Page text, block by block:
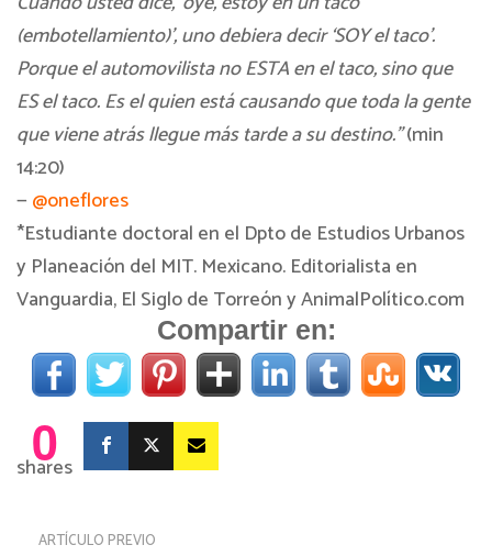
(embotellamiento)’, uno debiera decir ‘SOY el taco’.
Porque el automovilista no ESTA en el taco, sino que
ES el taco. Es el quien está causando que toda la gente
que viene atrás llegue más tarde a su destino.”(min
14:20)
— @oneflores
*Estudiante doctoral en el Dpto de Estudios Urbanos
y Planeación del MIT. Mexicano. Editorialista en
Vanguardia, El Siglo de Torreón y AnimalPolítico.com
Compartir en:
0
shares
ARTÍCULO PREVIO